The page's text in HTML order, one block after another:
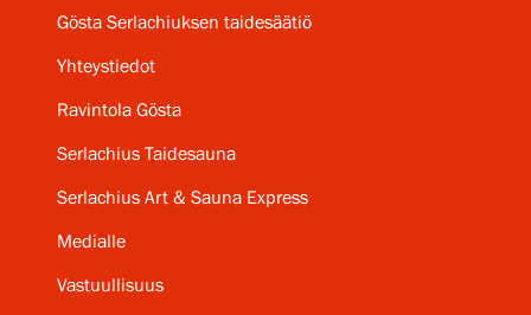
Gösta Serlachiuksen taidesäätiö
Yhteystiedot
Ravintola Gösta
Serlachius Taidesauna
Serlachius Art & Sauna Express
Medialle
Vastuullisuus